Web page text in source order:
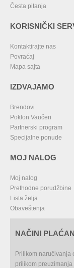
Česta pitanja
KORISNIČKI
Kontaktirajte nas
Povraćaj
Mapa sajta
IZDVAJAMO
Brendovi
Poklon Vaučeri
Partnerski program
Specijalne ponude
MOJ NALOG
Moj nalog
Prethodne porudžbine
Lista želja
Obaveštenja
NAČINI
Prilikom naručivanja
prilikom